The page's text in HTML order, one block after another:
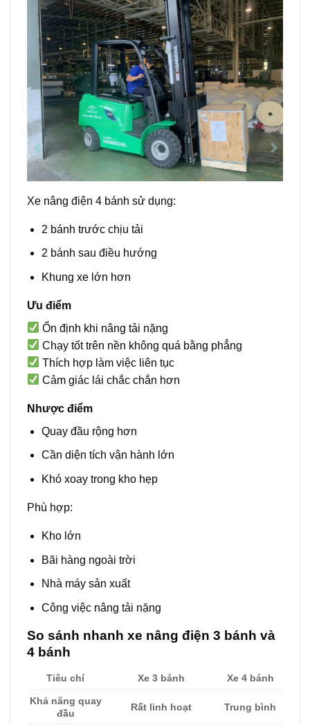
Xe nâng điện 4 bánh sử dụng:
2 bánh trước chịu tải
2 bánh sau điều hướng
Khung xe lớn hơn
Ưu điểm
Ổn định khi nâng tải nặng
Chạy tốt trên nền không quá bằng phẳng
Thích hợp làm việc liên tục
Cảm giác lái chắc chắn hơn
Nhược điểm
Quay đầu rộng hơn
Cần diện tích vận hành lớn
Khó xoay trong kho hẹp
Phù hợp:
Kho lớn
Bãi hàng ngoài trời
Nhà máy sản xuất
Công việc nâng tải nặng
So sánh nhanh xe nâng điện 3 bánh và
4 bánh
Tiêu chí Xe 3 bánh Xe 4 bánh
Khả năng quay
đầu
Rất linh hoạt Trung bình